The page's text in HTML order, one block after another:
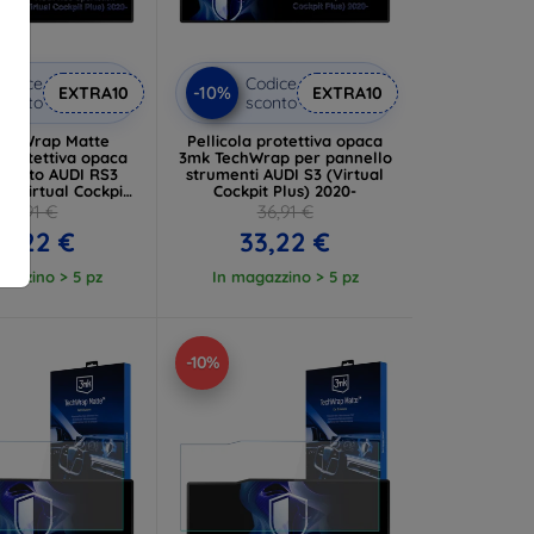
Codice
sconto
EXTRA10
Matte
protettiva opaca
AUDI RS3
(Virtual Cockpit
2020-
36,91 €
33,22 €
> 5 pz
-10%
Codice
sconto
EXTRA10
Pellicola protettiva opaca
3mk TechWrap per pannello
strumenti AUDI S3 (Virtual
Cockpit Plus) 2020-
36,91 €
33,22 €
In magazzino > 5 pz
-10%